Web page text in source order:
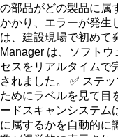
の部品がどの製品に属
かかり、エラーが発生
は、建設現場で初めて
Manager は、ソフト
セスをリアルタイムで
されました。 ✅ ステ
ためにラベルを見て目
ードスキャンシステム
に属するかを自動的に